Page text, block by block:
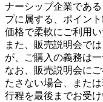
ナーシップ企業であ
プに属する、ポイン
価格で柔軟にご利用
また、販売説明会で
が、ご購入の義務は一
なお、販売説明会に
たさない場合、また
行程を最後までお受